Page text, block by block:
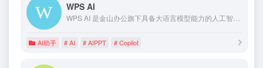
WPS AI
WPS AI 是金山办公旗下具备大语言模型能力的人工智能应用，提供智能文档写作、长文阅读处理与人机交互等能力，与 WPS办公结合有自动生成 PPT、表格分析处理、文章改写续写、翻译等功能，助力智能办公，提升用户体验。
AI助手 # AI # AIPPT # Copilot